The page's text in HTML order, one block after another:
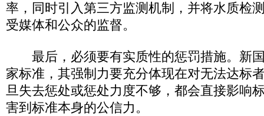
率，同时引入第三方监测机制，并将水质检
受媒体和公众的监督。
最后，必须要有实质性的惩罚措施。新
家标准，其强制力要充分体现在对无法达标
旦失去惩处或惩处力度不够，都会直接影响
害到标准本身的公信力。